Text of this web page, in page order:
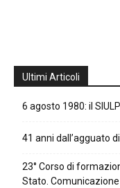
Ultimi Articoli
6 agosto 1980: il
41 anni dall’agguato
23° Corso di
Stato.